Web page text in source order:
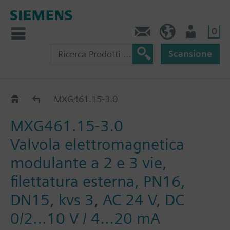
0
Scansione
MXG461..MXG461.15-3.0
MXG461.15-3.0
Valvola elettromagnetica
modulante a 2 e 3 vie,
filettatura esterna, PN16,
DN15, kvs 3, AC 24 V, DC
0/2...10 V / 4...20 mA